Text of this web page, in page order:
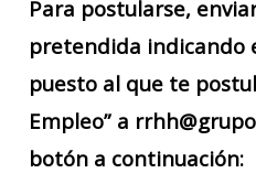
Para postularse,
pretendida indicando
puesto al que te
Empleo” a
botón a continuación: